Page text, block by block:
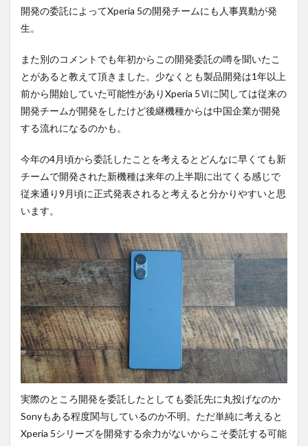
開発の委託によってXperia 5の開発チームにも人事異動が発
生。
また別のコメントでも年初からこの開発委託の噂を聞いたこ
とがあると教えて頂きました。少なくとも製品開発は1年以上
前から開始していた可能性がありXperia 5Ⅵに関しては従来の
開発チームが開発をしたけど後継機種からは中国企業が開発
する流れになるのかも。
今年の4月頃から委託したことを考えるとどんなに早くても新
チームで開発された新機種は来年の上半期に出てくる感じで
従来通り9月頃に正式発表されると考えると分かりやすいと思
います。
実際のところ開発を委託したとしても委託先に丸投げなのか
Sonyもある程度関与しているのか不明。ただ単純に考えると
Xperia 5シリーズを開発する余力がないからこそ委託する可能